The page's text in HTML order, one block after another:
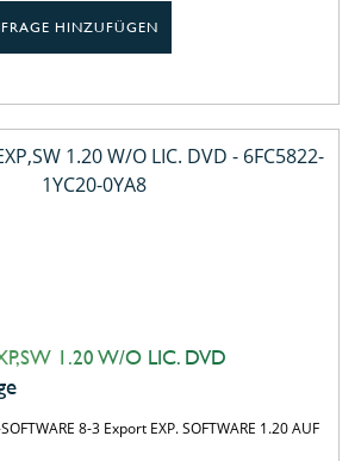
HINZUFÜGEN
1.20 W/O LIC. DVD
8-3 Export EXP. SOFTWARE 1.20 AUF